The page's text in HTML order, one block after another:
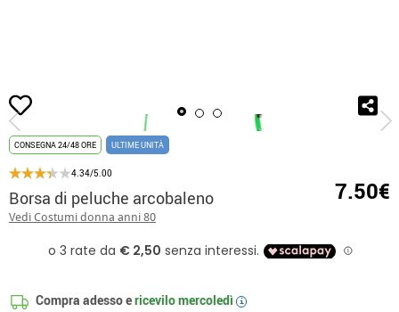
Inizio
CONSEGNA 24/48 ORE ULTIME UNITÀ
4.34/5.00
Borsa di peluche arcobaleno
Vedi Costumi donna anni 80
7.50€
Compra adesso ericevilomercoledì i